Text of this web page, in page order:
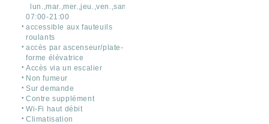
lun.,mar.,mer.,jeu.,ven.,sam.
07:00-21:00
accessible aux fauteuils
roulants
accès par ascenseur/plate-
forme élévatrice
Accès via un escalier
Non fumeur
Sur demande
Contre supplément
Wi-Fi haut débit
Climatisation